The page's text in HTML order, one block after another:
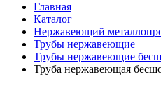
Главная
Каталог
Нержавеющий
Трубы нержавеющие
Трубы нержавеющие
Труба нержавеющая